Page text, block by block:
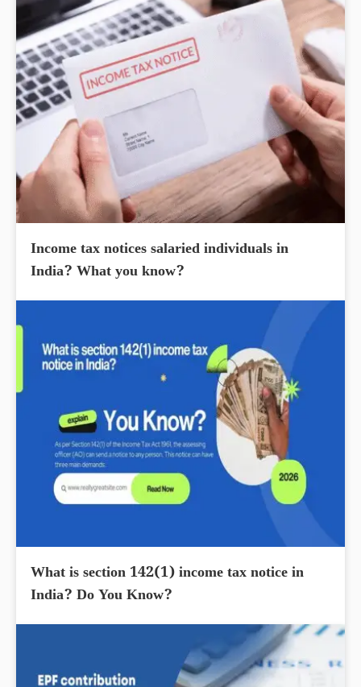
Income tax notices salaried individuals in
India? What you know?
What is section 142(1) income tax notice in
India? Do You Know?